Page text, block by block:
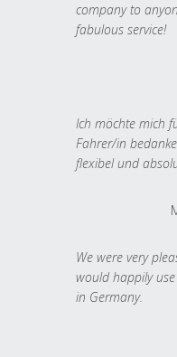
company to
fabulous service!
Ich möchte mich
Fahrer/in
flexibel und
We were very
would happily
in Germany.